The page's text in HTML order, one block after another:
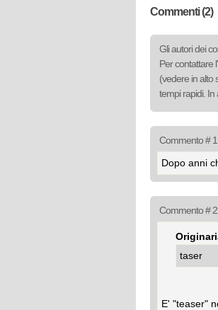
Commenti (2)
Gli autori dei
Per contattare
(vedere in alto
tempi rapidi. In
Commento #
Dopo anni
Commento #
taser
E' "teaser"